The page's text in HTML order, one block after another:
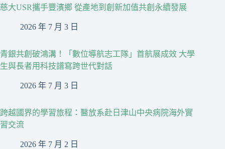
慈大USR攜手豐濱鄉 從產地到創新加值共創永續發展
2026 年 7 月 3 日
青銀共創破鴻溝！「數位導航志工隊」首航展成效 大學
生與長者用科技譜寫跨世代對話
2026 年 7 月 3 日
跨越國界的學習旅程：醫放系赴日津山中央病院海外實
習交流
2026 年 7 月 2 日